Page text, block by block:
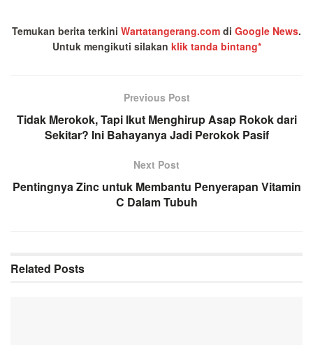
Temukan berita terkini Wartatangerang.com di Google News.
Untuk mengikuti silakan klik tanda bintang*
Previous Post
Tidak Merokok, Tapi Ikut Menghirup Asap Rokok dari
Sekitar? Ini Bahayanya Jadi Perokok Pasif
Next Post
Pentingnya Zinc untuk Membantu Penyerapan Vitamin
C Dalam Tubuh
Related Posts